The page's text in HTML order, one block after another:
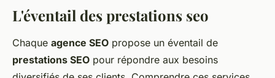
L'éventail des prestations seo
Chaque agence SEO propose un éventail de
prestations SEO pour répondre aux besoins